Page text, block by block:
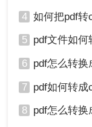
4 如何把pdf转
5 pdf文件如
6 pdf怎么转换
7 pdf如何转成
8 pdf怎么转换